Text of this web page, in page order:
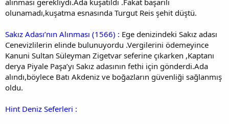
olunamadı,kuşatma esnasında Turgut Reis şehit düştü.
Sakız Adası’nın Alınması (1566) : Ege denizindeki Sakız adası
Cenevizlilerin elinde bulunuyordu .Vergilerini ödemeyince
Kanuni Sultan Süleyman Zigetvar seferine çıkarken ,Kaptanı
derya Piyale Paşa’yı Sakız adasının fethi için gönderdi.Ada
alındı,böylece Batı Akdeniz ve boğazların güvenliği sağlanmış
oldu.
Hint Deniz Seferleri :